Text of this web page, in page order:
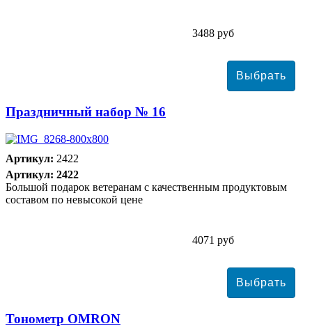
3488 руб
Праздничный набор № 16
Артикул: 2422
Артикул: 2422
Большой подарок ветеранам с качественным продуктовым
составом по невысокой цене
4071 руб
Тонометр ОMRON